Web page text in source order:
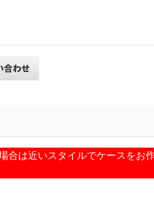
は近いスタイルでケースをお